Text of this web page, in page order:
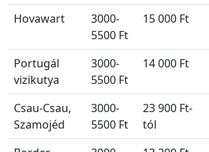
Hovawart
3000-
5500 Ft
15 000 Ft
Portugál
vizikutya
3000-
5500 Ft
14 000 Ft
Csau-Csau,
Szamojéd
3000-
5500 Ft
23 900 Ft-
tól